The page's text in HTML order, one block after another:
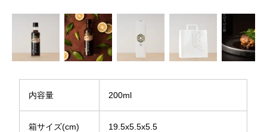
内容量 200ml
箱サイズ(cm) 19.5x5.5x5.5